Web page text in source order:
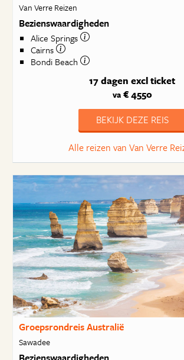
Van Verre Reizen
Bezienswaardigheden
Alice Springs
Cairns
Bondi Beach
17 dagen excl ticket
va€ 4550
BEKIJK DEZE REIS
Alle reizen van Van Verre
Groepsrondreis Australië
Sawadee